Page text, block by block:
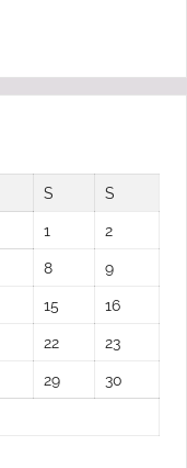
S
S
1
2
8
9
15
16
22
23
29
30